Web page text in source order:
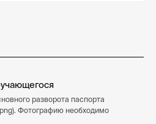
разворота паспорта
Фотографию необходимо